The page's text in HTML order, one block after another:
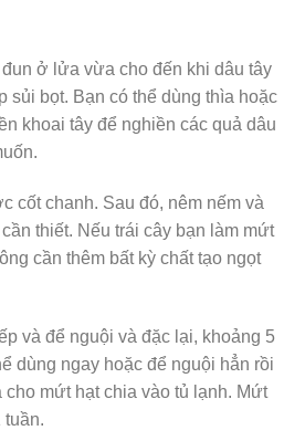
ở lửa vừa cho đến khi dâu tây
sủi bọt. Bạn có thể dùng thìa hoặc
khoai tây để nghiền các quả dâu
cốt chanh. Sau đó, nêm nếm và
thiết. Nếu trái cây bạn làm mứt
cần thêm bất kỳ chất tạo ngọt
và để nguội và đặc lại, khoảng 5
dùng ngay hoặc để nguội hẳn rồi
cho mứt hạt chia vào tủ lạnh. Mứt
tuần.